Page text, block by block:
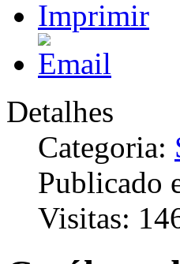
Detalhes
Categoria:
Publicado
Visitas: